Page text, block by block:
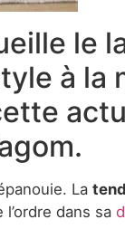
le
à la
La
dans sa